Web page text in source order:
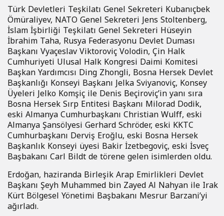
Türk Devletleri Teşkilatı Genel Sekreteri Kubanıçbek
Ömüraliyev, NATO Genel Sekreteri Jens Stoltenberg,
İslam İşbirliği Teşkilatı Genel Sekreteri Hüseyin
İbrahim Taha, Rusya Federasyonu Devlet Duması
Başkanı Vyaçeslav Viktoroviç Volodin, Çin Halk
Cumhuriyeti Ulusal Halk Kongresi Daimi Komitesi
Başkan Yardımcısı Ding Zhongli, Bosna Hersek Devlet
Başkanlığı Konseyi Başkanı Jelka Sviyanoviç, Konsey
Üyeleri Jelko Komşiç ile Denis Beçiroviç’in yanı sıra
Bosna Hersek Sırp Entitesi Başkanı Milorad Dodik,
eski Almanya Cumhurbaşkanı Christian Wulff, eski
Almanya Şansölyesi Gerhard Schröder, eski KKTC
Cumhurbaşkanı Derviş Eroğlu, eski Bosna Hersek
Başkanlık Konseyi üyesi Bakir İzetbegoviç, eski İsveç
Başbakanı Carl Bildt de törene gelen isimlerden oldu.
Erdoğan, haziranda Birleşik Arap Emirlikleri Devlet
Başkanı Şeyh Muhammed bin Zayed Al Nahyan ile Irak
Kürt Bölgesel Yönetimi Başbakanı Mesrur Barzani’yi
ağırladı.